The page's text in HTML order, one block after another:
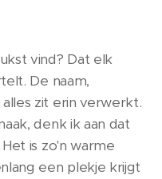
vind? Dat elk
De naam,
zit erin verwerkt.
denk ik aan dat
is zo'n warme
een plekje krijgt